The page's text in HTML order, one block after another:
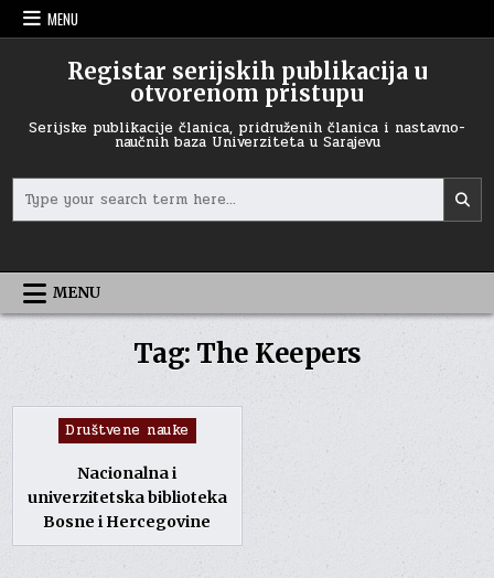
Skip
to
MENU
Registar serijskih publikacija u
otvorenom pristupu
Serijske publikacije članica, pridruženih članica i nastavno-
naučnih baza Univerziteta u Sarajevu
for:
MENU
Tag: The Keepers
Posted
in
Društvene nauke
Nacionalna i
univerzitetska biblioteka
Bosne i Hercegovine